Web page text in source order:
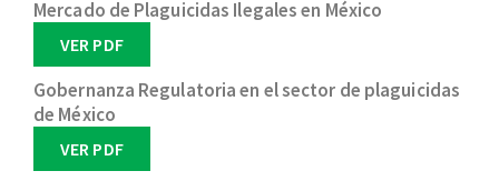
Mercado de Plaguicidas Ilegales en México
VER PDF
Gobernanza Regulatoria en el sector de plaguicidas
de México
VER PDF